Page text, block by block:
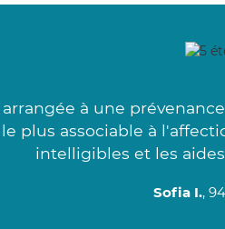
à une
plus associable à
intelligibles et les
Sofia I.,